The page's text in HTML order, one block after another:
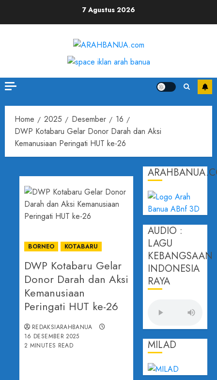
7 Agustus 2026
Home 2025 Desember
16
DWP Kotabaru Gelar Donor Darah dan Aksi
Kemanusiaan Peringati HUT ke-26
BORNEO KOTABARU
DWP Kotabaru Gelar
Donor Darah dan Aksi
Kemanusiaan
Peringati HUT ke-26
REDAKSIARAHBANUA
16 DESEMBER 2025
2 MINUTES READ
AUDIO :
LAGU
KEBANGSAAN
INDONESIA
RAYA
MILAD